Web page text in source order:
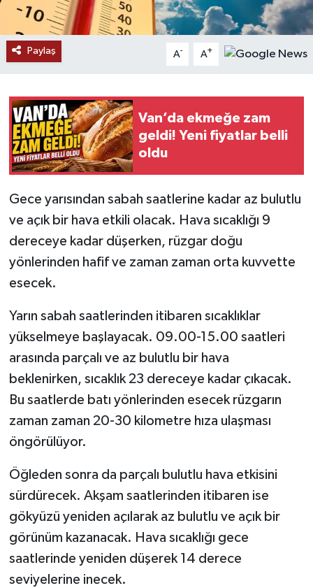
Paylaş A- A+
Van’da ekmeğe zam
geldi! Yeni fiyatlar belli
oldu
Gece yarısından sabah saatlerine kadar az bulutlu
ve açık bir hava etkili olacak. Hava sıcaklığı 9
dereceye kadar düşerken, rüzgar doğu
yönlerinden hafif ve zaman zaman orta kuvvette
esecek.
Yarın sabah saatlerinden itibaren sıcaklıklar
yükselmeye başlayacak. 09.00-15.00 saatleri
arasında parçalı ve az bulutlu bir hava
beklenirken, sıcaklık 23 dereceye kadar çıkacak.
Bu saatlerde batı yönlerinden esecek rüzgarın
zaman zaman 20-30 kilometre hıza ulaşması
öngörülüyor.
Öğleden sonra da parçalı bulutlu hava etkisini
sürdürecek. Akşam saatlerinden itibaren ise
gökyüzü yeniden açılarak az bulutlu ve açık bir
görünüm kazanacak. Hava sıcaklığı gece
saatlerinde yeniden düşerek 14 derece
seviyelerine inecek.